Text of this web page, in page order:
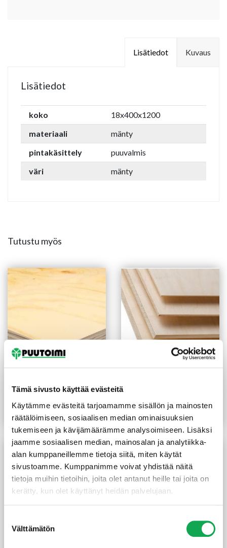
Tämä sivusto käyttää evästeitä
Käytämme evästeitä tarjoamamme sisällön ja mainosten
räätälöimiseen, sosiaalisen median ominaisuuksien
tukemiseen ja kävijämäärämme analysoimiseen. Lisäksi
jaamme sosiaalisen median, mainosalan ja analytiikka-
alan kumppaneillemme tietoja siitä, miten käytät
sivustoamme. Kumppanimme voivat yhdistää näitä
tietoja muihin tietoihin, joita olet antanut heille tai joita on
kerätty, kun olet käyttänyt heidän palvelujaan.
valinta
Välttämätön
Kuvaus
Lisätiedot
Lisätiedot
koko
18x400x1200
materiaali
mänty
pintakäsittely
puuvalmis
väri
mänty
Tutustu myös
mm
Lue lisää Lue lisää